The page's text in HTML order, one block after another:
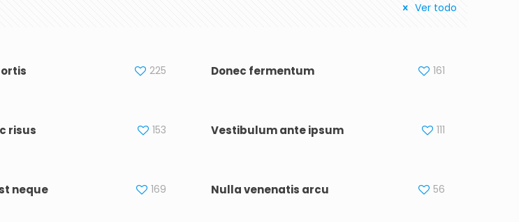
Ver todo
225 Donec fermentum 161
risus 153 Vestibulum ante ipsum 111
neque 169 Nulla venenatis arcu 56